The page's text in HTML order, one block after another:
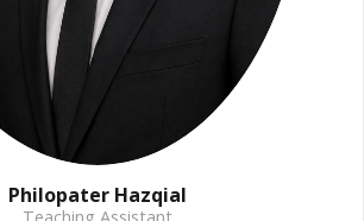
Philopater Hazqial
Teaching Assistant